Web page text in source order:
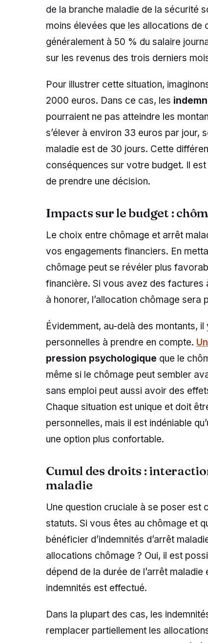
de la branche maladie de la sécurité
moins élevées que les allocations
généralement à 50 % du salaire
sur les revenus des trois derniers
Pour illustrer cette situation,
2000 euros. Dans ce cas, les
pourraient ne pas atteindre les
s’élever à environ 33 euros par jour,
maladie est de 30 jours. Cette
conséquences sur votre budget. Il
de prendre une décision.
Impacts sur le budget :
Le choix entre chômage et arrêt
vos engagements financiers. En
chômage peut se révéler plus
financière. Si vous avez des
à honorer, l’allocation chômage sera
Évidemment, au-delà des montants,
personnelles à prendre en compte.
pression psychologique que le
même si le chômage peut sembler
sans emploi peut aussi avoir des
Chaque situation est unique et doit
personnelles, mais il est indéniable
une option plus confortable.
Cumul des droits :
maladie
Une question cruciale à se poser est
statuts. Si vous êtes au chômage et
bénéficier d’indemnités d’arrêt
allocations chômage ? Oui, il est
dépend de la durée de l’arrêt
indemnités est effectué.
Dans la plupart des cas, les
remplacer partiellement les